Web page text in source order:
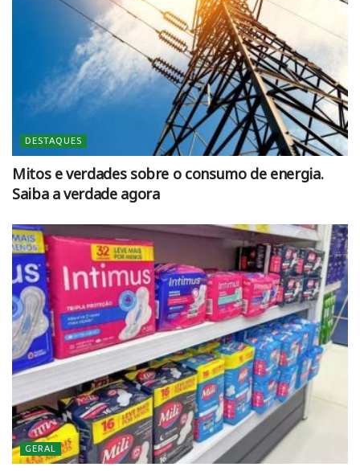
DESTAQUES
Mitos e verdades sobre o consumo de energia.
Saiba a verdade agora
GERAL